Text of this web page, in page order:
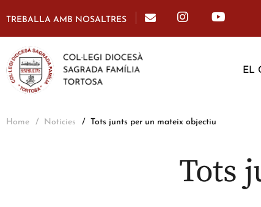
TREBALLA AMB NOSALTRES
EL
Home Notícies Tots junts per un mateix objectiu
Tots